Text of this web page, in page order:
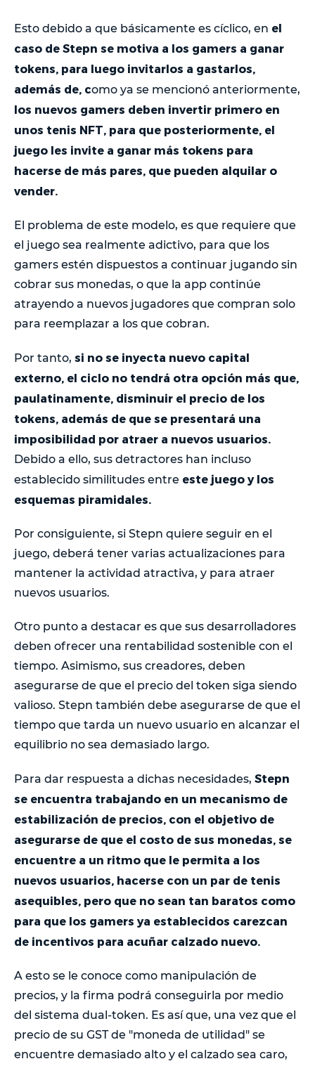
Esto debido a que básicamente es cíclico, en el
caso de Stepn se motiva a los gamers a ganar
tokens, para luego invitarlos a gastarlos,
además de, como ya se mencionó anteriormente,
los nuevos gamers deben invertir primero en
unos tenis NFT, para que posteriormente, el
juego les invite a ganar más tokens para
hacerse de más pares, que pueden alquilar o
vender.
El problema de este modelo, es que requiere que
el juego sea realmente adictivo, para que los
gamers estén dispuestos a continuar jugando sin
cobrar sus monedas, o que la app continúe
atrayendo a nuevos jugadores que compran solo
para reemplazar a los que cobran.
Por tanto, si no se inyecta nuevo capital
externo, el ciclo no tendrá otra opción más que,
paulatinamente, disminuir el precio de los
tokens, además de que se presentará una
imposibilidad por atraer a nuevos usuarios.
Debido a ello, sus detractores han incluso
establecido similitudes entre este juego y los
esquemas piramidales.
Por consiguiente, si Stepn quiere seguir en el
juego, deberá tener varias actualizaciones para
mantener la actividad atractiva, y para atraer
nuevos usuarios.
Otro punto a destacar es que sus desarrolladores
deben ofrecer una rentabilidad sostenible con el
tiempo. Asimismo, sus creadores, deben
asegurarse de que el precio del token siga siendo
valioso. Stepn también debe asegurarse de que el
tiempo que tarda un nuevo usuario en alcanzar el
equilibrio no sea demasiado largo.
Para dar respuesta a dichas necesidades, Stepn
se encuentra trabajando en un mecanismo de
estabilización de precios, con el objetivo de
asegurarse de que el costo de sus monedas, se
encuentre a un ritmo que le permita a los
nuevos usuarios, hacerse con un par de tenis
asequibles, pero que no sean tan baratos como
para que los gamers ya establecidos carezcan
de incentivos para acuñar calzado nuevo.
A esto se le conoce como manipulación de
precios, y la firma podrá conseguirla por medio
del sistema dual-token. Es así que, una vez que el
precio de su GST de "moneda de utilidad" se
encuentre demasiado alto y el calzado sea caro,